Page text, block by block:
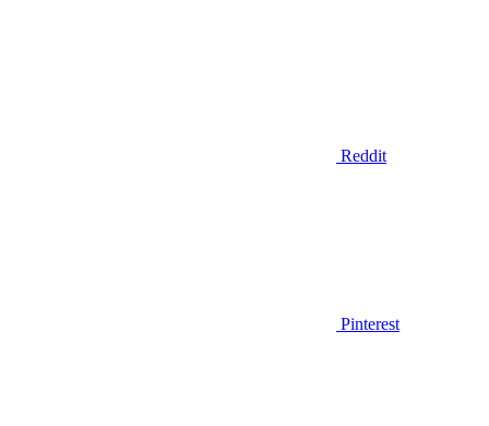
Reddit
Pinterest